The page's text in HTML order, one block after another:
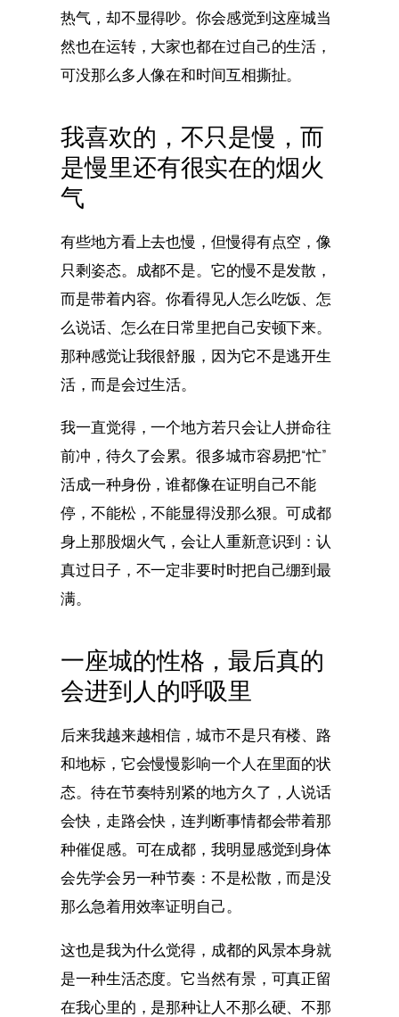
热气，却不显得吵。你会感觉到这座城当
然也在运转，大家也都在过自己的生活，
可没那么多人像在和时间互相撕扯。
我喜欢的，不只是慢，而
是慢里还有很实在的烟火
气
有些地方看上去也慢，但慢得有点空，像
只剩姿态。成都不是。它的慢不是发散，
而是带着内容。你看得见人怎么吃饭、怎
么说话、怎么在日常里把自己安顿下来。
那种感觉让我很舒服，因为它不是逃开生
活，而是会过生活。
我一直觉得，一个地方若只会让人拼命往
前冲，待久了会累。很多城市容易把“忙”
活成一种身份，谁都像在证明自己不能
停，不能松，不能显得没那么狠。可成都
身上那股烟火气，会让人重新意识到：认
真过日子，不一定非要时时把自己绷到最
满。
一座城的性格，最后真的
会进到人的呼吸里
后来我越来越相信，城市不是只有楼、路
和地标，它会慢慢影响一个人在里面的状
态。待在节奏特别紧的地方久了，人说话
会快，走路会快，连判断事情都会带着那
种催促感。可在成都，我明显感觉到身体
会先学会另一种节奏：不是松散，而是没
那么急着用效率证明自己。
这也是我为什么觉得，成都的风景本身就
是一种生活态度。它当然有景，可真正留
在我心里的，是那种让人不那么硬、不那